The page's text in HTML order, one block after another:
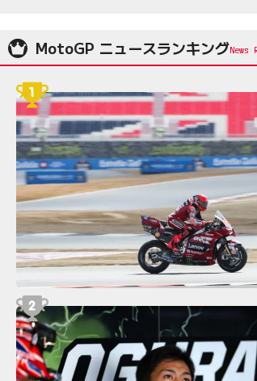
MotoGP ニュースランキング